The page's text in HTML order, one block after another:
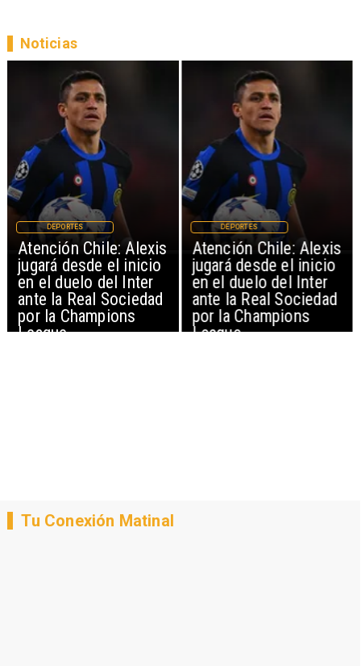
Atención Chile: Alexis
jugará desde el inicio
en el duelo del Inter
ante la Real Sociedad
por la Champions
League
DEPORTES
Atención Chile: Alexis
jugará desde el inicio
en el duelo del Inter
ante la Real Sociedad
por la Champions
League
DEPORTES
Noticias
Tu Conexión Matinal